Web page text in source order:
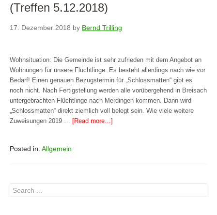
(Treffen 5.12.2018)
17. Dezember 2018 by Bernd Trilling
Wohnsituation: Die Gemeinde ist sehr zufrieden mit dem Angebot an
Wohnungen für unsere Flüchtlinge. Es besteht allerdings nach wie vor
Bedarf! Einen genauen Bezugstermin für „Schlossmatten“ gibt es
noch nicht. Nach Fertigstellung werden alle vorübergehend in Breisach
untergebrachten Flüchtlinge nach Merdingen kommen. Dann wird
„Schlossmatten“ direkt ziemlich voll belegt sein. Wie viele weitere
Zuweisungen 2019 …
[Read more…]
Posted in: Allgemein